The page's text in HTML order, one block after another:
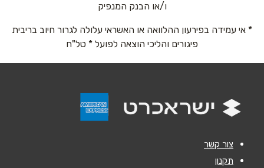
הודעה *
ו/או הבנק המנפיק
* אי עמידה בפירעון ההלוואה או האשראי עלולה לגרור חיוב בריבית
פיגורים והליכי הוצאה לפועל * טל"ח
צור קשר
תקנון